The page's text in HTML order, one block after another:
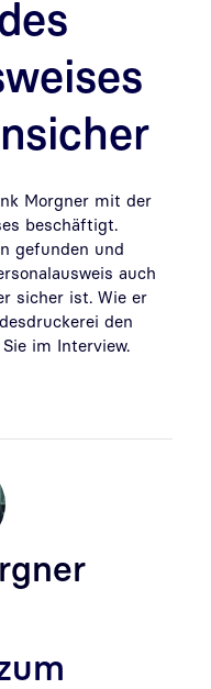
Morgner mit der
beschäftigt.
gefunden und
auch
sicher ist. Wie er
den
im Interview.